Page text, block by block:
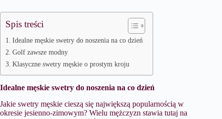
Spis treści
Idealne męskie swetry do noszenia na co dzień
Golf zawsze modny
Klasyczne swetry męskie o prostym kroju
Idealne męskie swetry do noszenia na co dzień
Jakie swetry męskie cieszą się największą popularnością w
okresie jesienno-zimowym? Wielu mężczyzn stawia tutaj na